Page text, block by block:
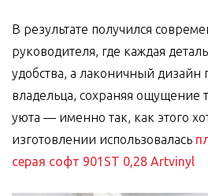
В результате получился
руководителя, где каждая
удобства, а лаконичный дизайн
владельца, сохраняя ощущение
уюта — именно так, как этого
изготовлении использовалась
серая софт 901ST 0,28 Artvinyl